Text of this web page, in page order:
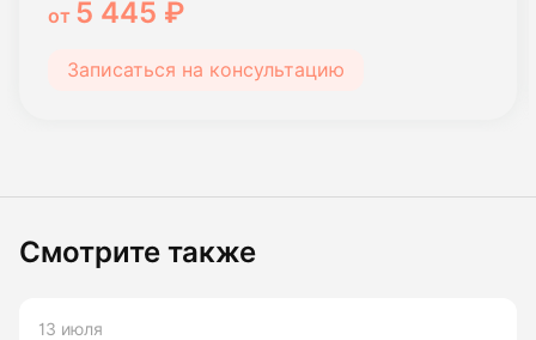
от 5 445 ₽
Записаться на консультацию
Смотрите также
13 июля